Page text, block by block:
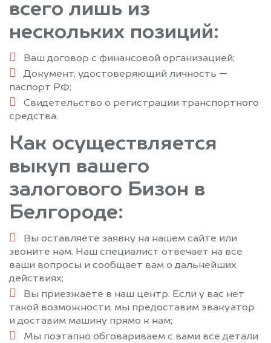
всего лишь из
нескольких позиций:
Ваш договор с финансовой организацией;
Документ, удостоверяющий личность —
паспорт РФ;
Свидетельство о регистрации транспортного
средства.
Как осуществляется
выкуп вашего
залогового Бизон в
Белгороде:
Вы оставляете заявку на нашем сайте или
звоните нам. Наш специалист отвечает на все
ваши вопросы и сообщает вам о дальнейших
действиях;
Вы приезжаете в наш центр. Если у вас нет
такой возможности, мы предоставим эвакуатор
и доставим машину прямо к нам;
Мы поэтапно обговариваем с вами все детали